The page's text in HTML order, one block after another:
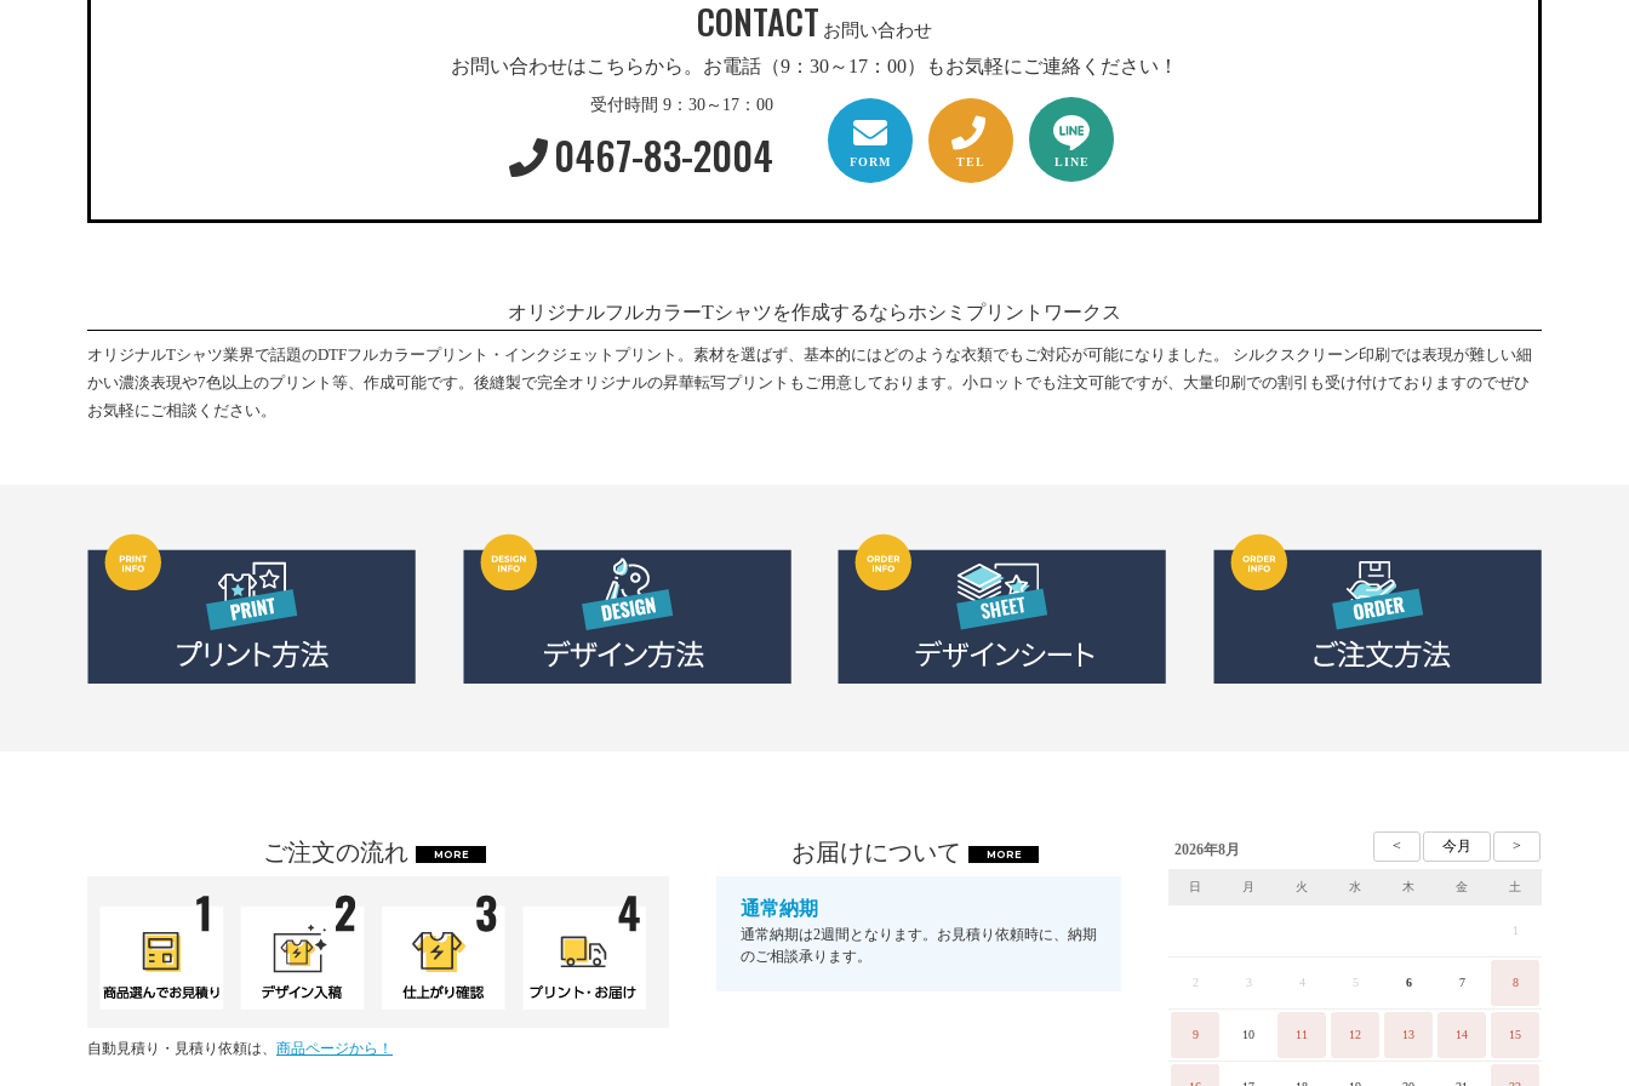
CONTACT お問い合わせ
お問い合わせはこちらから。お電話（9：30～17：00）もお気軽にご連絡ください！
受付時間 9：30～17：00
0467-83-2004 FORM TEL LINE
オリジナルフルカラーTシャツを作成するならホシミプリントワークス
オリジナルTシャツ業界で話題のDTFフルカラープリント・インクジェットプリント。素材を選ばず、基本的にはどのような衣類でもご対応が可能になりました。 シルクスクリーン印刷では表現が難しい細
かい濃淡表現や7色以上のプリント等、作成可能です。後縫製で完全オリジナルの昇華転写プリントもご用意しております。小ロットでも注文可能ですが、大量印刷での割引も受け付けておりますのでぜひ
お気軽にご相談ください。
ご注文の流れ MORE
自動見積り・見積り依頼は、 商品ページから！
お届けについて MORE
通常納期
通常納期は2週間となります。お見積り依頼時に、納期
のご相談承ります。
2026年8月
日 月 火 水 木 金 土
1
2 3 4 5 6 7 8
9 10 11 12 13 14 15